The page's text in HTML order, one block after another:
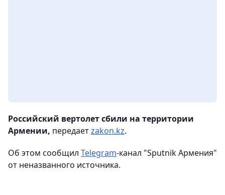
Российский вертолет сбили на территории
Армении, передаетzakon.kz.
Об этом сообщил Telegram-канал "Sputnik Армения"
от неназванного источника.